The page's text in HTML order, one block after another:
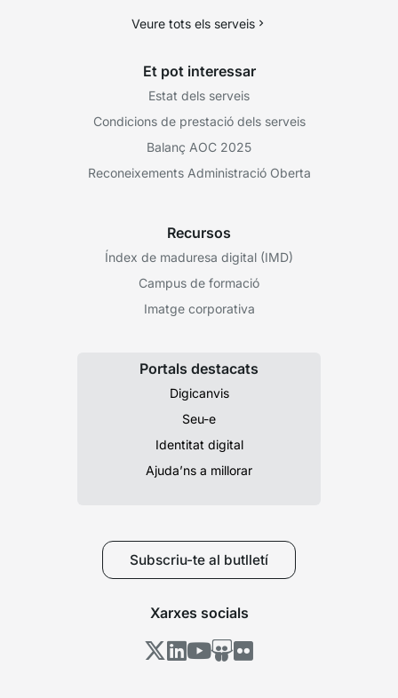
Veure tots els serveis
Et pot interessar
Estat dels serveis
Condicions de prestació dels serveis
Balanç AOC 2025
Reconeixements Administració Oberta
Recursos
Índex de maduresa digital (IMD)
Campus de formació
Imatge corporativa
Portals destacats
Digicanvis
Seu-e
Identitat digital
Ajuda’ns a millorar
Subscriu-te al butlletí
Xarxes socials